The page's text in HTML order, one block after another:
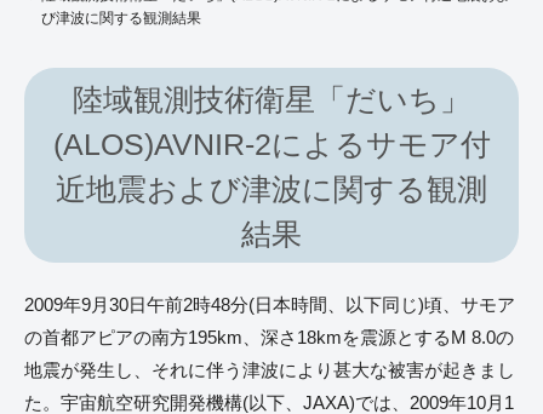
び津波に関する観測結果
陸域観測技術衛星「だいち」
(ALOS)AVNIR-2によるサモア付
近地震および津波に関する観測
結果
2009年9月30日午前2時48分(日本時間、以下同じ)頃、サモア
の首都アピアの南方195km、深さ18kmを震源とするM 8.0の
地震が発生し、それに伴う津波により甚大な被害が起きまし
た。宇宙航空研究開発機構(以下、JAXA)では、2009年10月1